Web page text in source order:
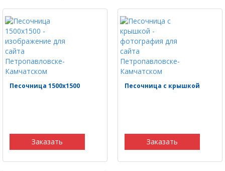
Песочница 1500х1500
Заказать
Песочница с крышкой
Заказать